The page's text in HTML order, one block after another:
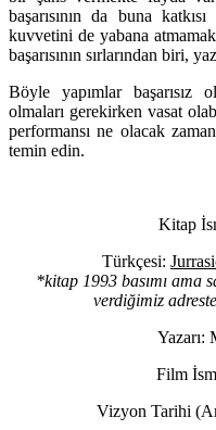
başarısının da buna
kuvvetini de yabana
başarısının sırlarından biri,
Böyle yapımlar başarısız
olmaları gerekirken vasat
performansı ne olacak
temin edin.
Kitap
Türkçesi:
*kitap 1993 basımı ama
verdiğimiz
Yazarı:
Film
Vizyon Tarihi